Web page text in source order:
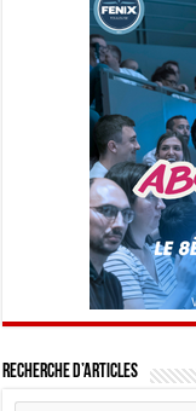
Recherche d’articles